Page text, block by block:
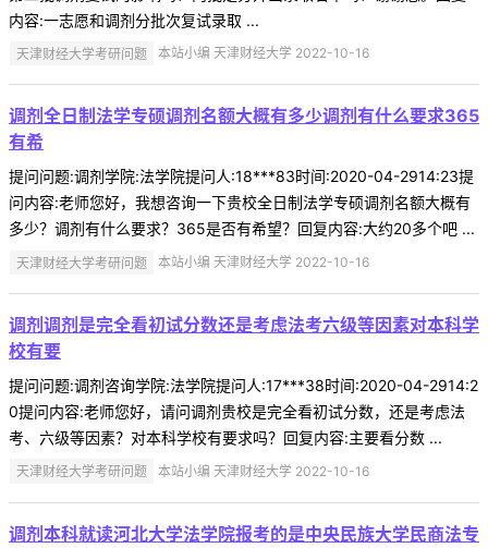
内容:一志愿和调剂分批次复试录取 ...
天津财经大学考研问题 本站小编 天津财经大学 2022-10-16
调剂全日制法学专硕调剂名额大概有多少调剂有什么要求365
有希
提问问题:调剂学院:法学院提问人:18***83时间:2020-04-2914:23提
问内容:老师您好，我想咨询一下贵校全日制法学专硕调剂名额大概有
多少？调剂有什么要求？365是否有希望？回复内容:大约20多个吧 ...
天津财经大学考研问题 本站小编 天津财经大学 2022-10-16
调剂调剂是完全看初试分数还是考虑法考六级等因素对本科学
校有要
提问问题:调剂咨询学院:法学院提问人:17***38时间:2020-04-2914:2
0提问内容:老师您好，请问调剂贵校是完全看初试分数，还是考虑法
考、六级等因素？对本科学校有要求吗？回复内容:主要看分数 ...
天津财经大学考研问题 本站小编 天津财经大学 2022-10-16
调剂本科就读河北大学法学院报考的是中央民族大学民商法专